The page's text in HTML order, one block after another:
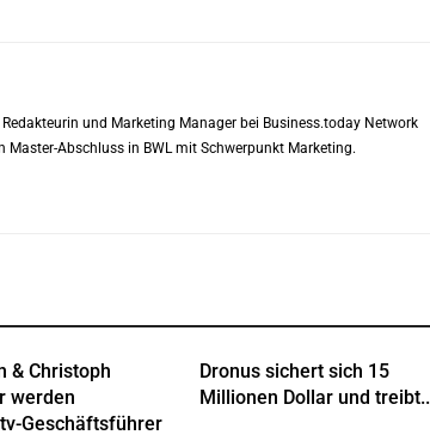
und Marketing Manager bei Business.today Network
Master-Abschluss in BWL mit Schwerpunkt Marketing.
& Christoph
werden
Geschäftsführer
Dronus sichert sich 15
Millionen Dollar und